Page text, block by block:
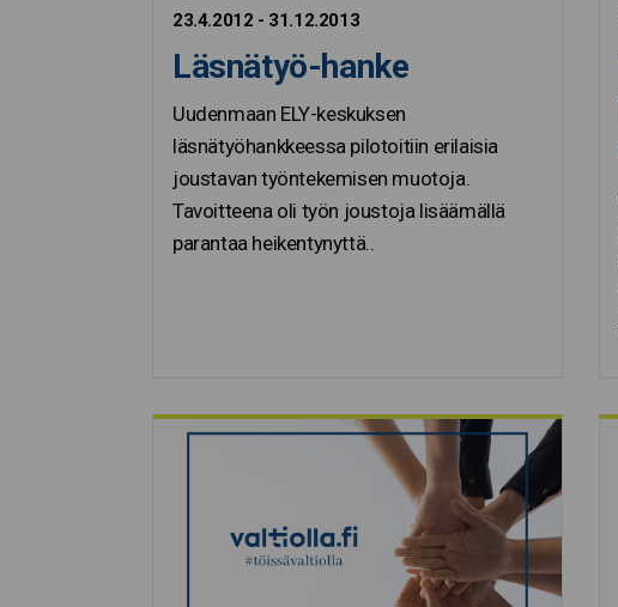
23.4.2012 - 31.12.2013
Läsnätyö-hanke
Uudenmaan ELY-keskuksen
läsnätyöhankkeessa pilotoitiin erilaisia
joustavan työntekemisen muotoja.
Tavoitteena oli työn joustoja lisäämällä
parantaa heikentynyttä..